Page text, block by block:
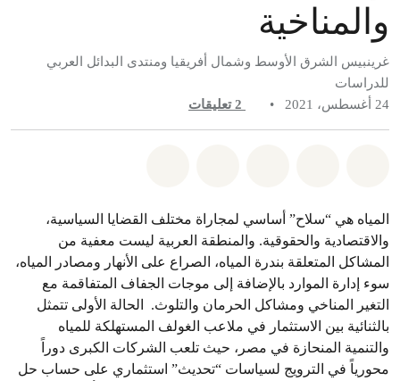
والمناخية
غرينبيس الشرق الأوسط وشمال أفريقيا ومنتدى البدائل العربي
للدراسات
24 أغسطس، 2021
•
2 تعليقات
المياه هي “سلاح” أساسي لمجاراة مختلف القضايا السياسية،
والاقتصادية والحقوقية. والمنطقة العربية ليست معفية من
المشاكل المتعلقة بندرة المياه، الصراع على الأنهار ومصادر المياه،
سوء إدارة الموارد بالإضافة إلى موجات الجفاف المتفاقمة مع
التغير المناخي ومشاكل الحرمان والتلوث. الحالة الأولى تتمثل
بالثنائية بين الاستثمار في ملاعب الغولف المستهلكة للمياه
والتنمية المنحازة في مصر، حيث تلعب الشركات الكبرى دوراً
محورياً في الترويج لسياسات “تحديث” استثماري على حساب حل